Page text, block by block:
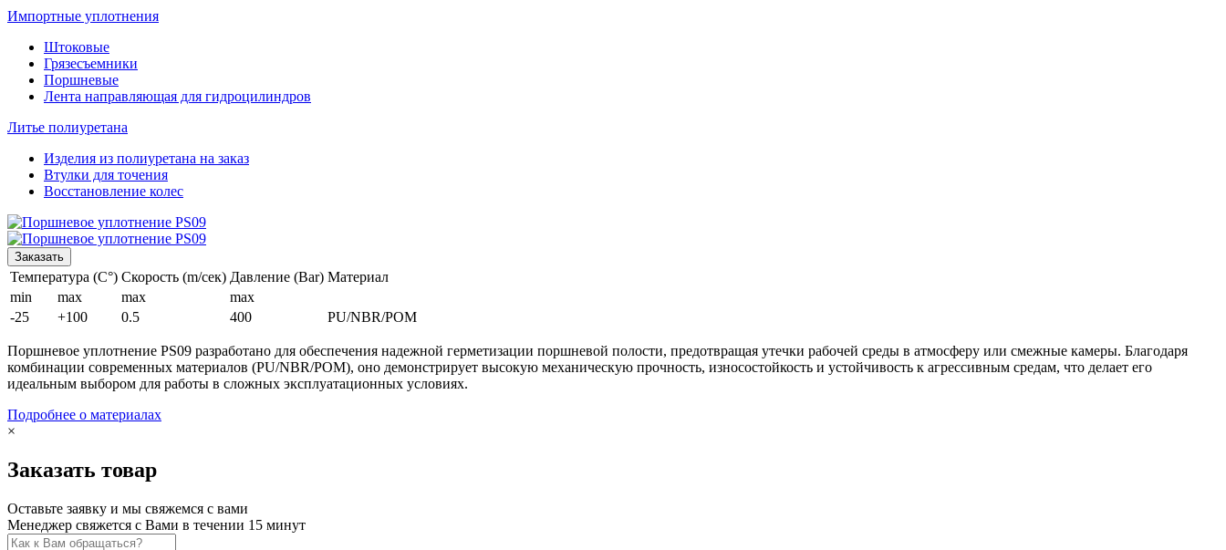
Импортные уплотнения
Штоковые
Грязесъемники
Поршневые
Лента направляющая для гидроцилиндров
Литье полиуретана
Изделия из полиуретана на заказ
Втулки для точения
Восстановление колес
Заказать
Температура (C°) Скорость (m/сек) Давление (Bar) Материал
min
max max
max
-25
+100 0.5 400 PU/NBR/POM
Поршневое уплотнение PS09 разработано для обеспечения надежной герметизации поршневой полости, предотвращая утечки рабочей среды в атмосферу или смежные камеры. Благодаря
комбинации современных материалов (PU/NBR/POM), оно демонстрирует высокую механическую прочность, износостойкость и устойчивость к агрессивным средам, что делает его
идеальным выбором для работы в сложных эксплуатационных условиях.
Подробнее о материалах
×
Заказать товар
Оставьте заявку и мы свяжемся с вами
Менеджер свяжется с Вами в течении 15 минут